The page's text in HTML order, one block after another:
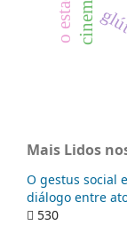
Mais Lidos
O gestus social
diálogo entre
530